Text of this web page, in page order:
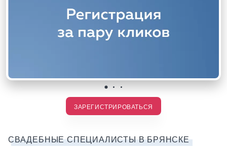
ЗАРЕГИСТРИРОВАТЬСЯ
СВАДЕБНЫЕ СПЕЦИАЛИСТЫ В БРЯНСКЕ